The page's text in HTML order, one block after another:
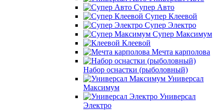
Супер Авто
Супер Клеевой
Супер Электро
Супер Максимум
Клеевой
Мечта карполова
Набор оснастки (рыболовный)
Универсал
Максимум
Универсал
Электро